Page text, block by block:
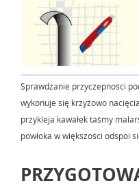
Sprawdzanie przyczepności
wykonuje się krzyżowo
przykleja kawałek taśmy
powłoka w większości odspoi